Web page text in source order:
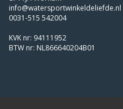
info@watersportwinkeldeliefde.nl
0031-515 542004
KVK nr: 94111952
BTW nr: NL866640204B01